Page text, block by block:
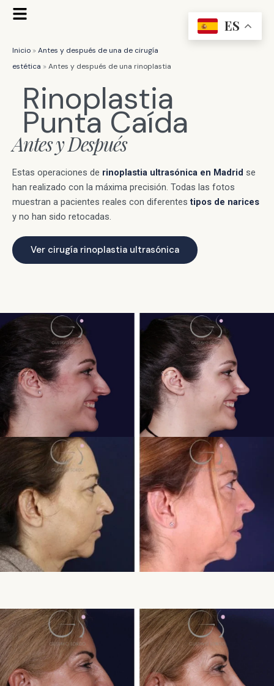
Flyout
Inicio»Antes y después de una de cirugía
estética »Antes y después de una rinoplastia
Rinoplastia
Punta Caída
Antes y Después
Estas operaciones de rinoplastia ultrasónica en Madrid se
han realizado con la máxima precisión. Todas las fotos
muestran a pacientes reales con diferentestipos de narices
y no han sido retocadas.
Ver cirugía rinoplastia ultrasónica
ES